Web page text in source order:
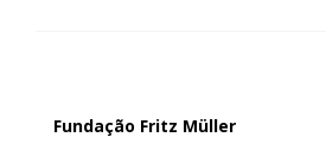
Fundação Fritz Müller